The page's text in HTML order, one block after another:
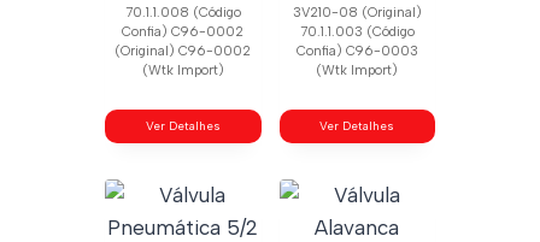
70.1.1.008 (Código
Confia) C96-0002
(Original) C96-0002
(Wtk Import)
Ver Detalhes
3V210-08 (Original)
70.1.1.003 (Código
Confia) C96-0003
(Wtk Import)
Ver Detalhes